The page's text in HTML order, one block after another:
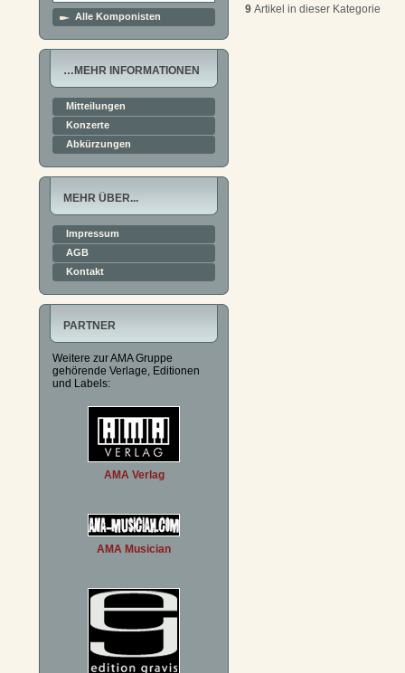
Alle Komponisten
…MEHR INFORMATIONEN
Mitteilungen
Konzerte
Abkürzungen
MEHR ÜBER...
Impressum
AGB
Kontakt
PARTNER
Weitere zur AMA Gruppe
gehörende Verlage, Editionen
und Labels:
AMA Verlag
AMA Musician
9 Artikel in dieser Kategorie